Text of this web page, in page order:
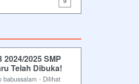
2025 SMP
Telah Dibuka!
babussalam - Dilihat